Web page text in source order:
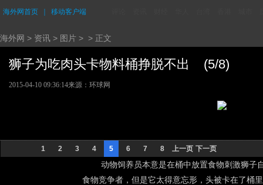
海外网首页 移动客户端
海外网 > 资讯 > 图片 > > 正文
狮子为吃肉头卡物料桶挣脱不出 (5/8)
2015-04-10 09:36:14来源：环球网
1 2 3 4 5 6 7 8 上一页 下一页
动物饲养员本意是在桶中放置食物刺激狮子自
食物竞争者，但是它太得意忘形，头被卡在了桶